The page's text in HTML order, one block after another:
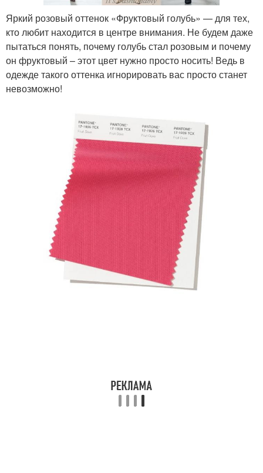
Яркий розовый оттенок «Фруктовый голубь» — для тех,
кто любит находится в центре внимания. Не будем даже
пытаться понять, почему голубь стал розовым и почему
он фруктовый – этот цвет нужно просто носить! Ведь в
одежде такого оттенка игнорировать вас просто станет
невозможно!